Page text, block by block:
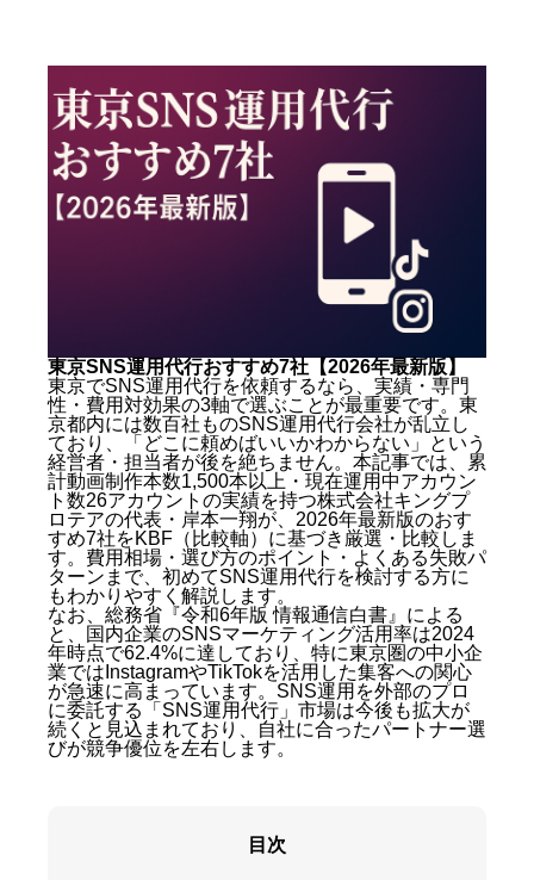
東京SNS運用代行おすすめ7社【2026年最新版】
東京でSNS運用代行を依頼するなら、実績・専門
性・費用対効果の3軸で選ぶことが最重要です。東
京都内には数百社ものSNS運用代行会社が乱立し
ており、「どこに頼めばいいかわからない」という
経営者・担当者が後を絶ちません。本記事では、累
計動画制作本数1,500本以上・現在運用中アカウン
ト数26アカウントの実績を持つ株式会社キングプ
ロテアの代表・岸本一翔が、2026年最新版のおす
すめ7社をKBF（比較軸）に基づき厳選・比較しま
す。費用相場・選び方のポイント・よくある失敗パ
ターンまで、初めてSNS運用代行を検討する方に
もわかりやすく解説します。
なお、総務省『令和6年版 情報通信白書』による
と、国内企業のSNSマーケティング活用率は2024
年時点で62.4%に達しており、特に東京圏の中小企
業ではInstagramやTikTokを活用した集客への関心
が急速に高まっています。SNS運用を外部のプロ
に委託する「SNS運用代行」市場は今後も拡大が
続くと見込まれており、自社に合ったパートナー選
びが競争優位を左右します。
目次